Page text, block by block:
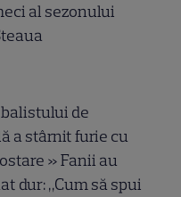
al sezonului
de
a stârnit furie cu
» Fanii au
dur: „Cum să spui